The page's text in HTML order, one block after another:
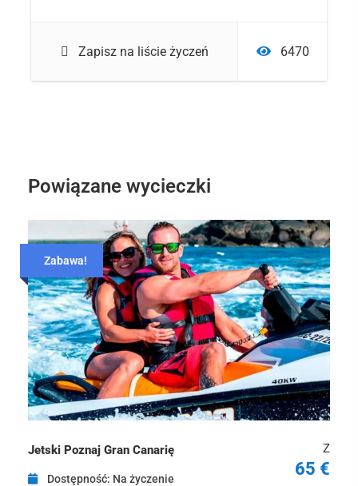
Zapisz na liście życzeń 6470
Powiązane wycieczki
Zabawa!
Jetski Poznaj Gran Canarię Z
65 €
Dostępność: Na życzenie